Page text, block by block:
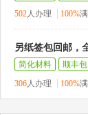
502人办理 100%
另纸签包回邮，
简化材料 顺丰
306人办理 100%